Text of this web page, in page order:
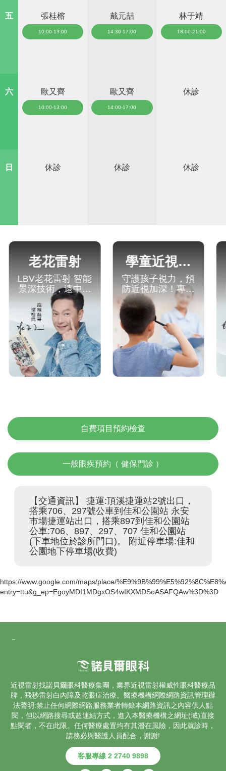
五 張桂榕
10:00-13:00
戴元喆
14:30-17:00
林于靖
18:00-21:00
六 歐又齊
10:00-13:00
歐又齊
14:00-17:00
休診
日 休診 休診 休診
花雷射
花雷射 智能
技術，遠中近
晰，讓謝祖武
好視重現
學童近視控
制
守護孩子視力，預
防近視加深！專業
近視控制讓視力更
清晰，給孩子最好
的眼健康，未來更
明亮！
飛秒雷
障手術
速、精
生
自費項目預約檢查
一般眼疾預約（ 健保門診 ）
【交通資訊】 捷運:頂溪捷運站2號出口，
搭乘706、297號公車到佳和公園站 永安
市場捷運站出口，搭乘897到佳和公園站
公車:706、897、297、707 佳和公園站
(下車地位於診所門口)。 附近停車場:佳和
公園地下停車場(收費)
https://www.google.com/maps/place/
entry=ttu&g_ep=EgoyMDI1MDgxOS4wIKXMDSoASAFQAw%3D%3D
－
近視雷射找諾貝爾眼科醫療集團，業界近視雷射權威性眼科醫療品
牌，飛秒雷射白內障及乾眼症治療。醫療機構網際網路資訊管理辦
法聲明:禁止任何網際網路服務業者轉錄本網路資訊之內容供人點
閱，但以網路搜尋或超連結方式，進入本醫療機構之網址(域)直接
點閱者，不在此限。任何醫療處置均有其潛在風險，因此就診時，
請務必與醫護人員配合，謝謝!
客服專線 2 2740 9898